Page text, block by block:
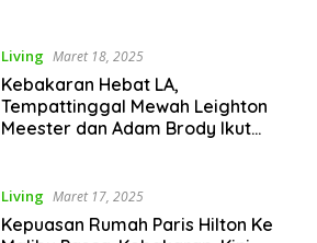
Living Maret 18, 2025
Kebakaran Hebat LA,
Tempattinggal Mewah Leighton
Meester dan Adam Brody Ikut
Living Maret 17, 2025
Kepuasan Rumah Paris Hilton Ke